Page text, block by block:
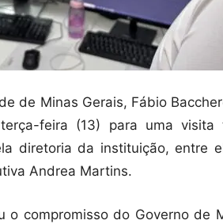
de Minas Gerais, Fábio
feira (13) para uma visita
diretoria da instituição, entre
Andrea Martins.
o compromisso do Governo de